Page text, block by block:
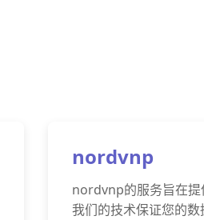
nordvnp
nordvnp的服务旨在提
我们的技术保证您的